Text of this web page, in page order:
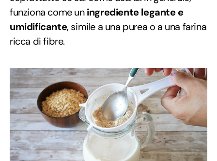
funziona come uningrediente legante e
umidificante, simile a una purea o a una farina
ricca di fibre.